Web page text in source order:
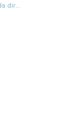
Advogado na Carlos Pinto de Abreu & Associados, Membro da direção da APAV e da CPAS, 1º e único especialista em Direito Criminal